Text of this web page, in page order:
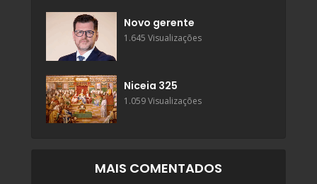
Novo gerente
1.645 Visualizações
Niceia 325
1.059 Visualizações
MAIS COMENTADOS